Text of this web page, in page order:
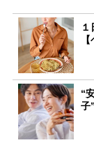
“
子